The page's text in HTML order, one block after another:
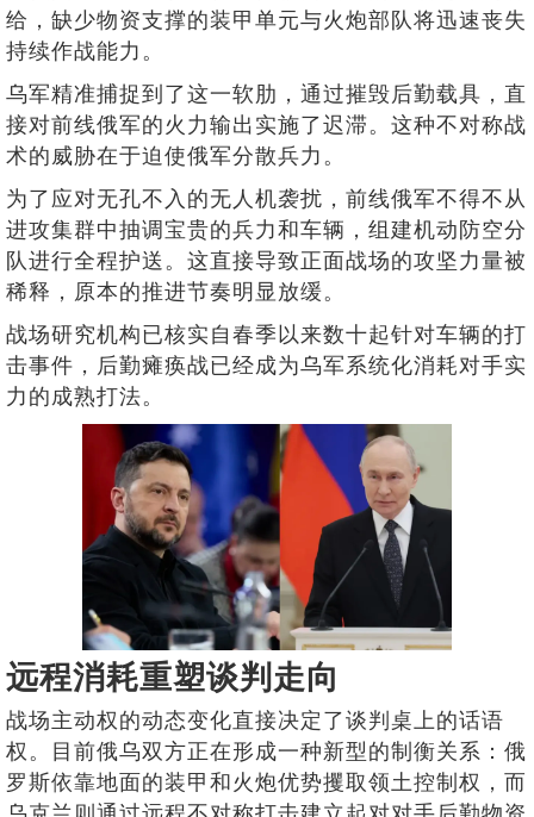
给，缺少物资支撑的装甲单元与火炮部队将迅速丧失
持续作战能力。
乌军精准捕捉到了这一软肋，通过摧毁后勤载具，直
接对前线俄军的火力输出实施了迟滞。这种不对称战
术的威胁在于迫使俄军分散兵力。
为了应对无孔不入的无人机袭扰，前线俄军不得不从
进攻集群中抽调宝贵的兵力和车辆，组建机动防空分
队进行全程护送。这直接导致正面战场的攻坚力量被
稀释，原本的推进节奏明显放缓。
战场研究机构已核实自春季以来数十起针对车辆的打
击事件，后勤瘫痪战已经成为乌军系统化消耗对手实
力的成熟打法。
远程消耗重塑谈判走向
战场主动权的动态变化直接决定了谈判桌上的话语
权。目前俄乌双方正在形成一种新型的制衡关系：俄
罗斯依靠地面的装甲和火炮优势攫取领土控制权，而